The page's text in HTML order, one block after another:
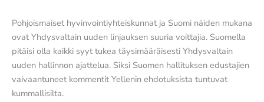
Pohjoismaiset hyvinvointiyhteiskunnat ja Suomi näiden mukana
ovat Yhdysvaltain uuden linjauksen suuria voittajia. Suomella
pitäisi olla kaikki syyt tukea täysimääräisesti Yhdysvaltain
uuden hallinnon ajattelua. Siksi Suomen hallituksen edustajien
vaivaantuneet kommentit Yellenin ehdotuksista tuntuvat
kummallisilta.